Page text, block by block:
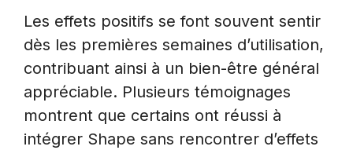
Les effets positifs se font souvent sentir
dès les premières semaines d’utilisation,
contribuant ainsi à un bien-être général
appréciable. Plusieurs témoignages
montrent que certains ont réussi à
intégrer Shape sans rencontrer d’effets